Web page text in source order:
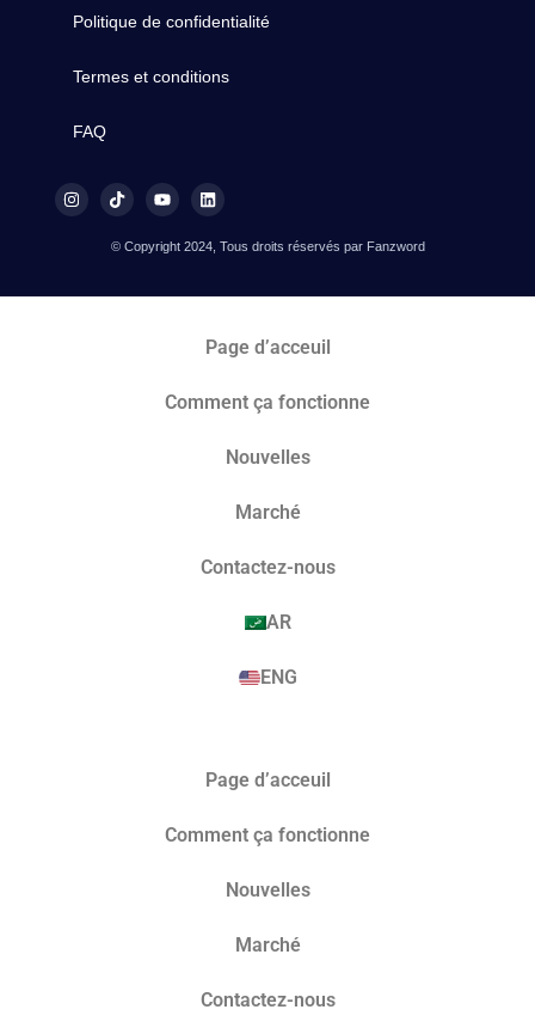
Politique de confidentialité
Termes et conditions
FAQ
© Copyright 2024, Tous droits réservés par Fanzword
Page d’acceuil
Comment ça fonctionne
Nouvelles
Marché​
Contactez-nous
AR
ENG
Page d’acceuil
Comment ça fonctionne
Nouvelles
Marché​
Contactez-nous